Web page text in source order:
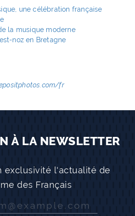
une célébration française
la musique moderne
noz en Bretagne
fr
À LA NEWSLETTER
exclusivité l'actualité de
des Français